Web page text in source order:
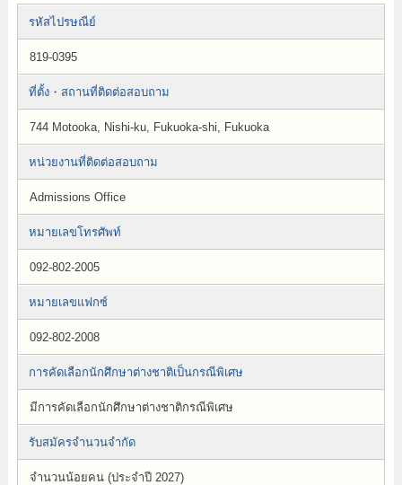
รหัสไปรษณีย์
819-0395
ที่ตั้ง・สถานที่ติดต่อสอบถาม
744 Motooka, Nishi-ku, Fukuoka-shi, Fukuoka
หน่วยงานที่ติดต่อสอบถาม
Admissions Office
หมายเลขโทรศัพท์
092-802-2005
หมายเลขแฟกซ์
092-802-2008
การคัดเลือกนักศึกษาต่างชาติเป็นกรณีพิเศษ
มีการคัดเลือกนักศึกษาต่างชาติกรณีพิเศษ
รับสมัครจำนวนจำกัด
จำนวนน้อยคน (ประจำปี 2027)